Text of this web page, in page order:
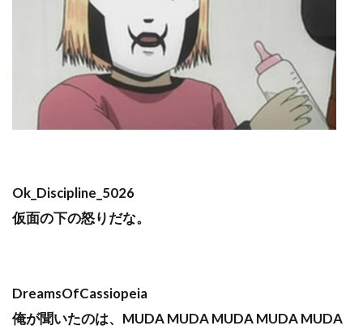
Ok_Discipline_5026
仮面の下の怒りだな。
DreamsOfCassiopeia
俺が聞いたのは、MUDA MUDA MUDA MUDA MUDA